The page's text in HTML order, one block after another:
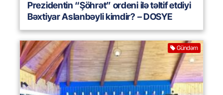
Prezidentin “Şöhrət” ordeni ilə təltif etdiyi
Bəxtiyar Aslanbəyli kimdir? – DOSYE
Gündəm